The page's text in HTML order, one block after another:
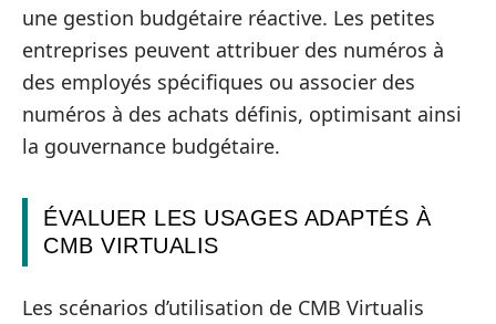
une gestion budgétaire réactive. Les petites
entreprises peuvent attribuer des numéros à
des employés spécifiques ou associer des
numéros à des achats définis, optimisant ainsi
la gouvernance budgétaire.
ÉVALUER LES USAGES ADAPTÉS À
CMB VIRTUALIS
Les scénarios d’utilisation de CMB Virtualis